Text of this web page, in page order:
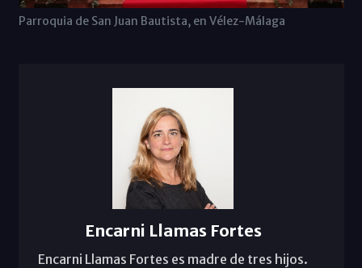
Parroquia de San Juan Bautista, en Vélez-Málaga
Encarni Llamas Fortes
Encarni Llamas Fortes es madre de tres hijos.